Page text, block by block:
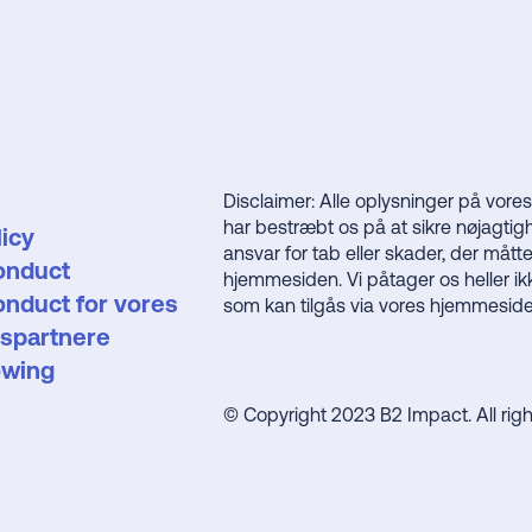
for vores
Disclaimer: Alle oplysninger på
har bestræbt os på at sikre
ansvar for tab eller skader, der
hjemmesiden. Vi påtager os heller
som kan tilgås via vores
© Copyright 2023 B2 Impact. All